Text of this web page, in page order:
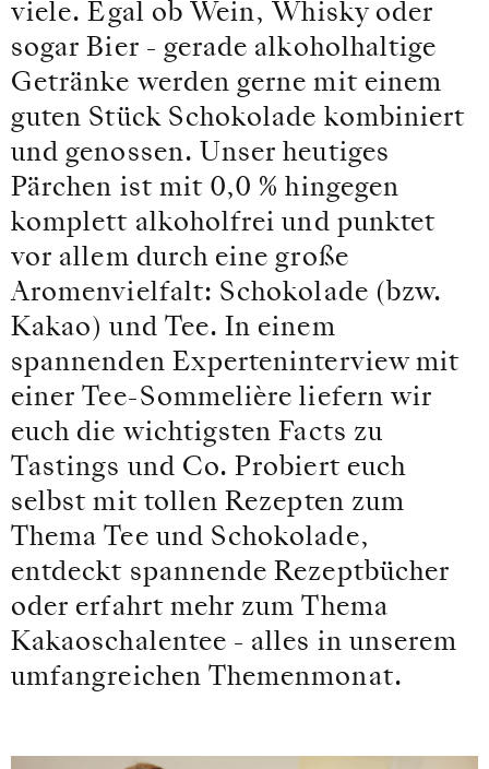
viele. Egal ob Wein, Whisky oder
sogar Bier - gerade alkoholhaltige
Getränke werden gerne mit einem
guten Stück Schokolade kombiniert
und genossen. Unser heutiges
Pärchen ist mit 0,0 % hingegen
komplett alkoholfrei und punktet
vor allem durch eine große
Aromenvielfalt: Schokolade (bzw.
Kakao) und Tee. In einem
spannenden Experteninterview mit
einer Tee-Sommelière liefern wir
euch die wichtigsten Facts zu
Tastings und Co. Probiert euch
selbst mit tollen Rezepten zum
Thema Tee und Schokolade,
entdeckt spannende Rezeptbücher
oder erfahrt mehr zum Thema
Kakaoschalentee - alles in unserem
umfangreichen Themenmonat.